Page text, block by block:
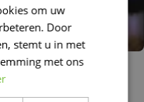
Schmidt'
om uw
Door
stemt u in met
met ons